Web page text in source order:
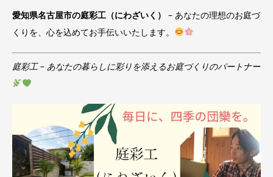
愛知県名古屋市の庭彩工（にわざいく）
– あなたの理想のお庭づ
くりを、心を込めてお手伝いいたします。
庭彩工 – あなたの暮らしに彩りを添えるお庭づくりのパートナー